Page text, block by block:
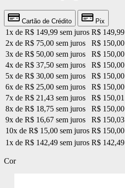
Cartão de Crédito Pix
1x de R$ 149,99 sem juros R$ 149,99
2x de R$ 75,00 sem juros
R$ 150,00
3x de R$ 50,00 sem juros
R$ 150,00
4x de R$ 37,50 sem juros
R$ 150,00
5x de R$ 30,00 sem juros
R$ 150,00
6x de R$ 25,00 sem juros
R$ 150,00
7x de R$ 21,43 sem juros
R$ 150,01
8x de R$ 18,75 sem juros
R$ 150,00
9x de R$ 16,67 sem juros
R$ 150,03
10x de R$ 15,00 sem juros R$ 150,00
1x de R$ 142,49 sem juros R$ 142,49
Cor